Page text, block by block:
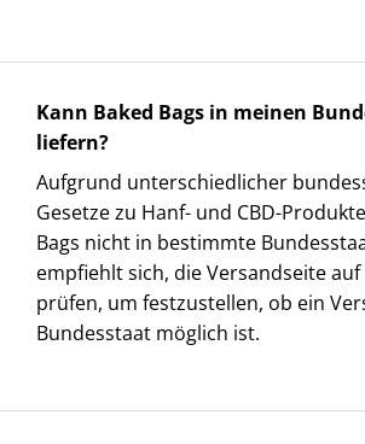
Kann Baked Bags in meinen
liefern?
Aufgrund unterschiedlicher
Gesetze zu Hanf- und CBD-
Bags nicht in bestimmte
empfiehlt sich, die Versandseite
prüfen, um festzustellen, ob ein
Bundesstaat möglich ist.